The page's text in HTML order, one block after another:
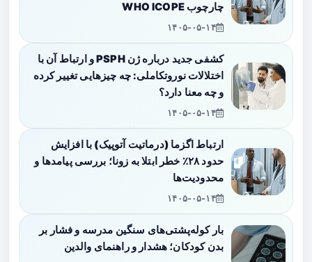
چارچوب WHO ICOPE
۱۴۰۵-۰۵-۱۴
کشفی جدید درباره ژن PSPH و ارتباط آن با
اختلالات نوروتکاملی: چه چیزهایی تغییر کرده
و چه معنا دارد؟
۱۴۰۵-۰۵-۱۴
ارتباط اگزما (درماتیت آتوپیک) با افزایش
حدود ۲۸٪ خطر ابتلا به زونا؛ بررسی پیامدها و
محدودیت‌ها
۱۴۰۵-۰۵-۱۴
بار کوله‌پشتی‌های سنگین مدرسه و فشار بر
بدن کودکان؛ هشدار و راهنمای والدین